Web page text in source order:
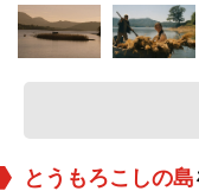
とうもろこしの島